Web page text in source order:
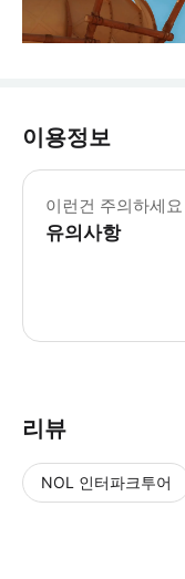
이용정보
이런건 주의하세요
유의사항
리뷰
NOL 인터파크투어